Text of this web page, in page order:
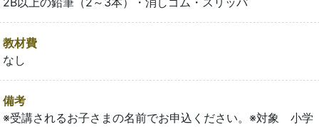
教材費
なし
備考
※受講されるお子さまの名前でお申込ください。※対象 小学